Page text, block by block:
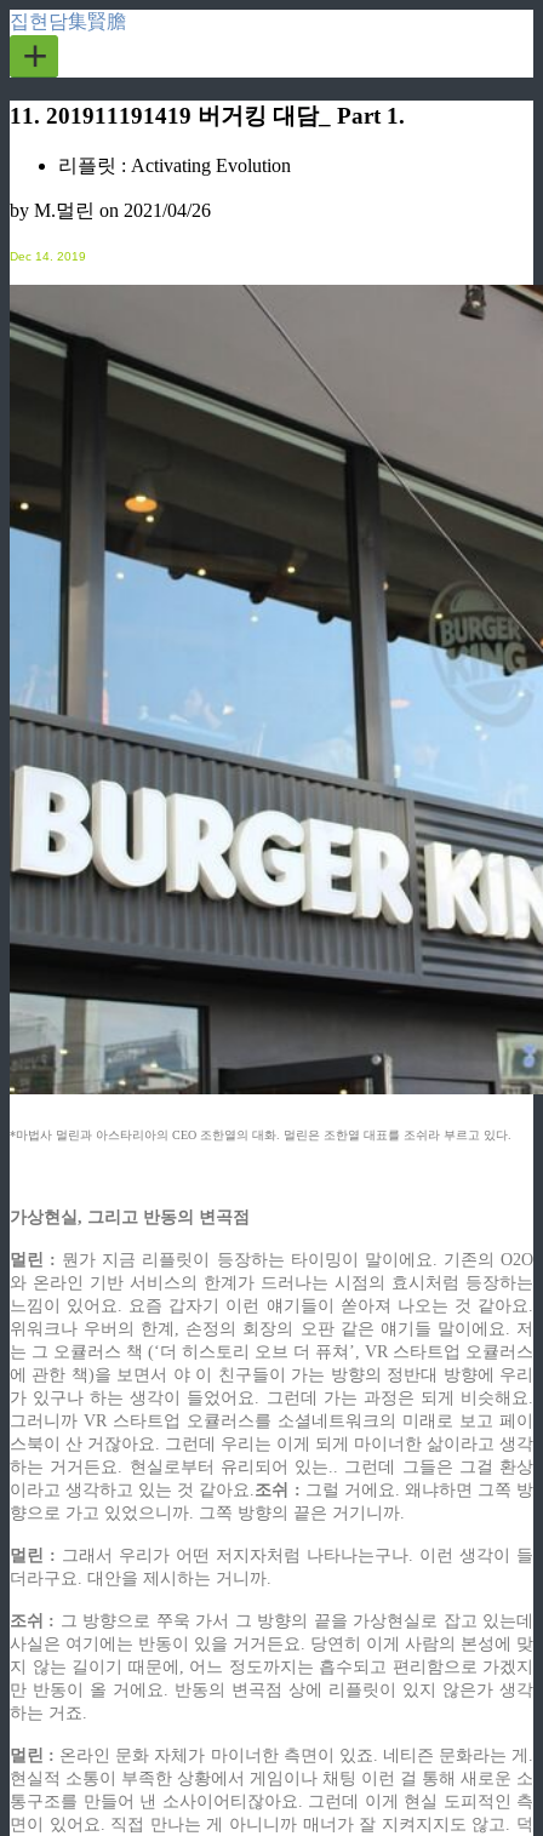
집현담集賢膽
+
11. 201911191419 버거킹 대담_ Part 1.
리플릿 : Activating Evolution
by M.멀린 on 2021/04/26
Dec 14. 2019
*마법사 멀린과 아스타리아의 CEO 조한열의 대화. 멀린은 조한열 대표를 조쉬라 부르고 있다.
가상현실, 그리고 반동의 변곡점
멀린 : 뭔가 지금 리플릿이 등장하는 타이밍이 말이에요. 기존의 O2O
와 온라인 기반 서비스의 한계가 드러나는 시점의 효시처럼 등장하는
느낌이 있어요. 요즘 갑자기 이런 얘기들이 쏟아져 나오는 것 같아요.
위워크나 우버의 한계, 손정의 회장의 오판 같은 얘기들 말이에요. 저
는 그 오큘러스 책 (‘더 히스토리 오브 더 퓨쳐’, VR 스타트업 오큘러스
에 관한 책)을 보면서 야 이 친구들이 가는 방향의 정반대 방향에 우리
가 있구나 하는 생각이 들었어요. 그런데 가는 과정은 되게 비슷해요.
그러니까 VR 스타트업 오큘러스를 소셜네트워크의 미래로 보고 페이
스북이 산 거잖아요. 그런데 우리는 이게 되게 마이너한 삶이라고 생각
하는 거거든요. 현실로부터 유리되어 있는.. 그런데 그들은 그걸 환상
이라고 생각하고 있는 것 같아요. 조쉬 : 그럴 거에요. 왜냐하면 그쪽 방
향으로 가고 있었으니까. 그쪽 방향의 끝은 거기니까.
멀린 : 그래서 우리가 어떤 저지자처럼 나타나는구나. 이런 생각이 들
더라구요. 대안을 제시하는 거니까.
조쉬 : 그 방향으로 쭈욱 가서 그 방향의 끝을 가상현실로 잡고 있는데
사실은 여기에는 반동이 있을 거거든요. 당연히 이게 사람의 본성에 맞
지 않는 길이기 때문에, 어느 정도까지는 흡수되고 편리함으로 가겠지
만 반동이 올 거에요. 반동의 변곡점 상에 리플릿이 있지 않은가 생각
하는 거죠.
멀린 : 온라인 문화 자체가 마이너한 측면이 있죠. 네티즌 문화라는 게.
현실적 소통이 부족한 상황에서 게임이나 채팅 이런 걸 통해 새로운 소
통구조를 만들어 낸 소사이어티잖아요. 그런데 이게 현실 도피적인 측
면이 있어요. 직접 만나는 게 아니니까 매너가 잘 지켜지지도 않고. 덕